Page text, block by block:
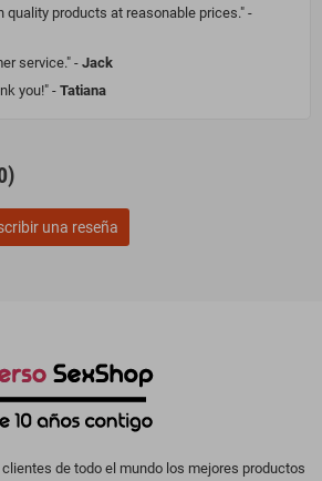
quality products at reasonable prices." -
service." - Jack
you!" - Tatiana
una reseña
de todo el mundo los mejores productos